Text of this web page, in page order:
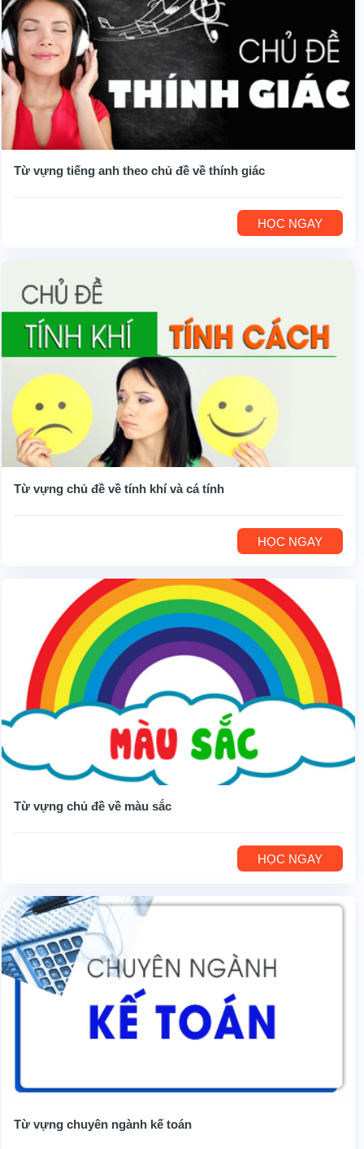
Từ vựng tiếng anh theo chủ đề về thính giác
HỌC NGAY
Từ vựng chủ đề về tính khí và cá tính
HỌC NGAY
Từ vựng chủ đề về màu sắc
HỌC NGAY
Từ vựng chuyên ngành kế toán